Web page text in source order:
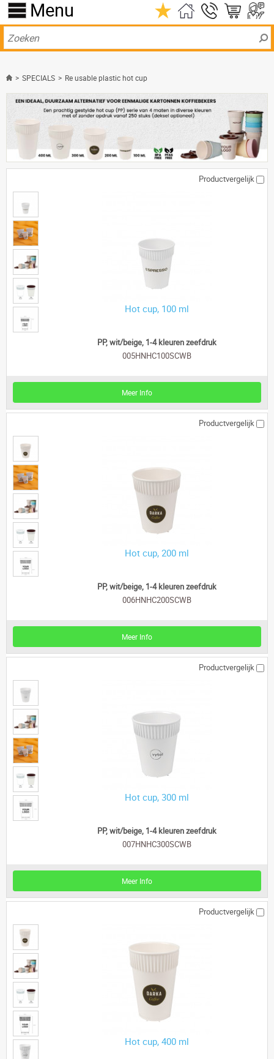
Menu
> SPECIALS > Re usable plastic hot cup
Productvergelijk
Hot cup, 100 ml
PP, wit/beige, 1-4 kleuren zeefdruk
005HNHC100SCWB
Meer Info
Productvergelijk
Hot cup, 200 ml
PP, wit/beige, 1-4 kleuren zeefdruk
006HNHC200SCWB
Meer Info
Productvergelijk
Hot cup, 300 ml
PP, wit/beige, 1-4 kleuren zeefdruk
007HNHC300SCWB
Meer Info
Productvergelijk
Hot cup, 400 ml